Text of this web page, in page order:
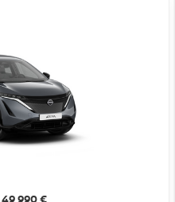
49 990 €